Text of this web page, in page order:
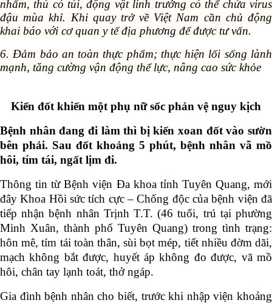
nhấm, thú có túi, động vật linh trưởng có thể chứa virus
đậu mùa khỉ. Khi quay trở về Việt Nam cần chủ động
khai báo với cơ quan y tế địa phương để được tư vấn.
6. Đảm bảo an toàn thực phẩm; thực hiện lối sống lành
mạnh, tăng cường vận động thể lực, nâng cao sức khỏe
Kiến đốt khiến một phụ nữ sốc phản vệ nguy kịch
Bệnh nhân đang đi làm thì bị kiến xoan đốt vào sườn
bên phải. Sau đốt khoảng 5 phút, bệnh nhân vã mồ
hôi, tím tái, ngất lịm đi.
Thông tin từ Bệnh viện Đa khoa tỉnh Tuyên Quang, mới
đây Khoa Hồi sức tích cực – Chống độc của bệnh viện đã
tiếp nhận bệnh nhân Trịnh T.T. (46 tuổi, trú tại phường
Minh Xuân, thành phố Tuyên Quang) trong tình trạng:
hôn mê, tím tái toàn thân, sùi bọt mép, tiết nhiều đờm dãi,
mạch không bắt được, huyết áp không đo được, vã mồ
hôi, chân tay lạnh toát, thở ngáp.
Gia đình bệnh nhân cho biết, trước khi nhập viện khoảng